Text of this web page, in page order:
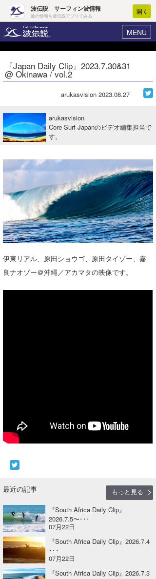
波伝説 サーフィン波情報
波の情報を波伝説アプリでみる
開く
MENU
ヘルプ マイホーム
ログイン
波情報･概況
WAVE HUNTER 波予想ツール
ニュース
サーフィンエリアガイド
会員メニュー
今月のプレゼント
『Japan Daily Clip』2023.7.30&31
@ Okinawa / vol.2
arukasvision 2023.08.27
arukasvision
Core Surf Japanのビデオ編集担当で
す。
伊東リアル、原田ショウゴ、原田タイゾー、嘉
良ナオゾー＠沖縄／アカマタの映像です。
最近の記事
もっと見る
『South Africa Daily Clip』
2026.7.5〜･･･
07月22日
『South Africa Daily Clip』2026.7.4
･･･
07月22日
『South Africa Daily Clip』2026.7.3
Core Surf Japan
アート＆エンタメ
トラベル
ショップ情報
ショップ情報
湘南
千葉北
ウラナミ
お知らせ
ライター/寄稿メディア
Core Surf Japan
mitsuteru Kamio
Yasunari Inoue
Yoshiyuki Obata
arukasvision
DELTA FORCE SURF
SURFMEDIA
Colors MAGAZINE
WAVAL
波伝説アンバサダー/プロライダー
福島寿実子
中浦“JET”章
嵯峨明日香
進士剛光
波伝説スタッフ
☆加藤
+☆maki☆+
Aichan
波伝説